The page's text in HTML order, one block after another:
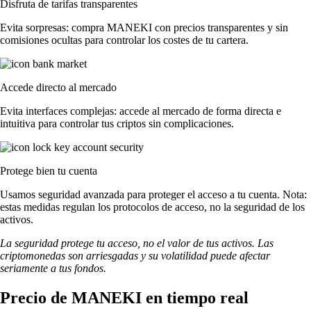
Disfruta de tarifas transparentes
Evita sorpresas: compra MANEKI con precios transparentes y sin
comisiones ocultas para controlar los costes de tu cartera.
Accede directo al mercado
Evita interfaces complejas: accede al mercado de forma directa e
intuitiva para controlar tus criptos sin complicaciones.
Protege bien tu cuenta
Usamos seguridad avanzada para proteger el acceso a tu cuenta. Nota:
estas medidas regulan los protocolos de acceso, no la seguridad de los
activos.
La seguridad protege tu acceso, no el valor de tus activos. Las
criptomonedas son arriesgadas y su volatilidad puede afectar
seriamente a tus fondos.
Precio de MANEKI en tiempo real